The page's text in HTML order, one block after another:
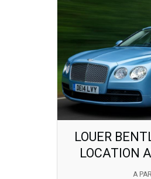
LOUER
LOCATION
A